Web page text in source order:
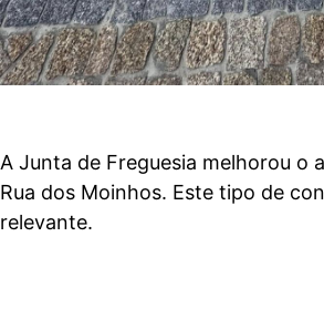
A Junta de Freguesia melhorou o
Rua dos Moinhos. Este tipo de
relevante.